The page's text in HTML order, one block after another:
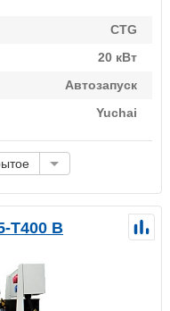
CTG
20 кВт
Автозапуск
Yuchai
Т400 B